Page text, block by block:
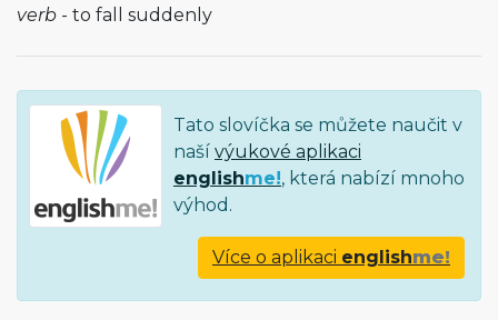
verb - to fall suddenly
Tato slovíčka se můžete naučit v
naší výukové aplikaci
englishme!, která nabízí mnoho
výhod.
Více o aplikaci englishme!